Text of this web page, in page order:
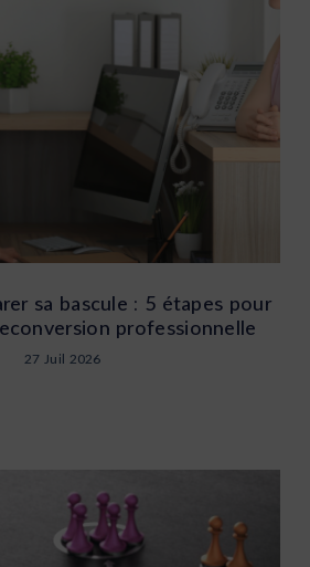
sa bascule : 5 étapes pour
professionnelle
27 Juil 2026